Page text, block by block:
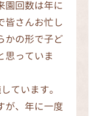
園回数は年に
皆さんお忙し
かの形で子ど
思っていま
ています。
が、年に一度